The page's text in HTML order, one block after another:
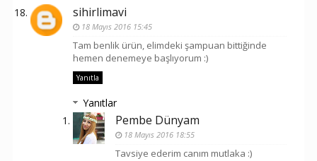
sihirlimavi
18 Mayıs 2016 15:45
Tam benlik ürün, elimdeki şampuan bittiğinde
hemen denemeye başlıyorum :)
Yanıtla
Yanıtlar
Pembe Dünyam
18 Mayıs 2016 18:55
Tavsiye ederim canım mutlaka :)